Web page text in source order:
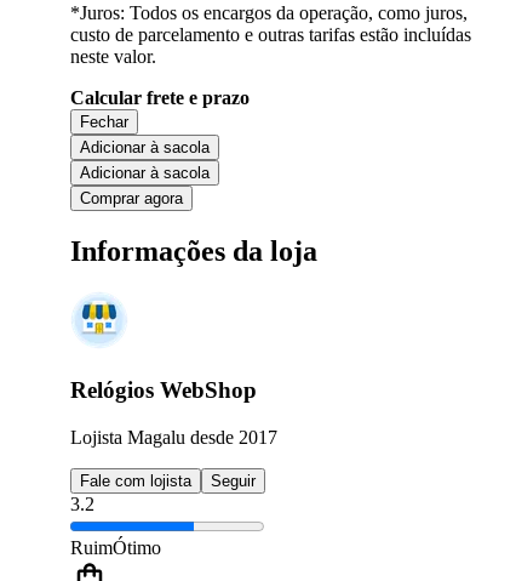
*Juros: Todos os encargos da operação, como juros,
custo de parcelamento e outras tarifas estão incluídas
neste valor.
Calcular frete e prazo
Fechar
Adicionar à sacola
Adicionar à sacola
Comprar agora
Informações da loja
Relógios WebShop
Lojista Magalu desde 2017
Fale com lojista Seguir
3.2
RuimÓtimo